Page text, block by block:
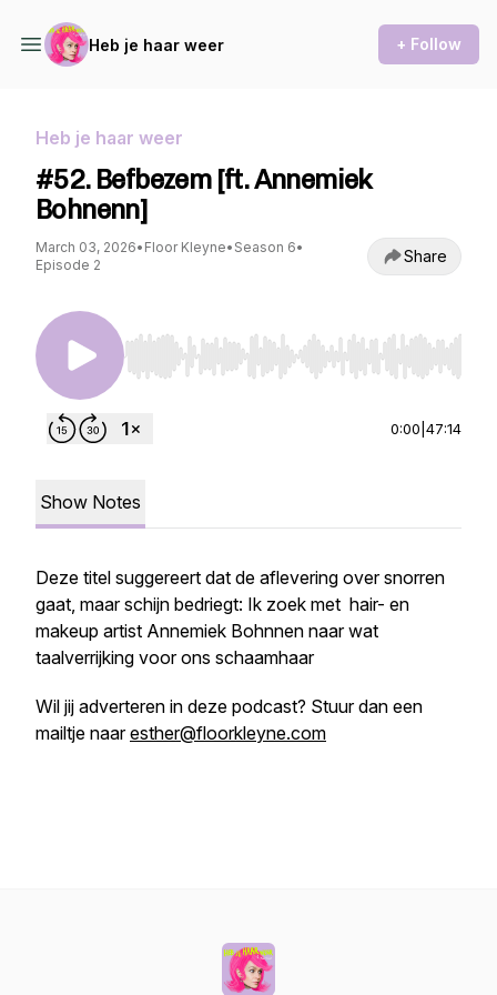
Heb je haar weer + Follow
Heb je haar weer
#52. Befbezem [ft. Annemiek
Bohnenn]
March 03, 2026• Floor Kleyne• Season 6•
Episode 2
Share
Use Left/Right to seek, Home/End to jump to
0:00 47:14
Show Notes
Deze titel suggereert dat de aflevering over snorren
gaat, maar schijn bedriegt: Ik zoek met hair- en
makeup artist Annemiek Bohnnen naar wat
taalverrijking voor ons schaamhaar
Wil jij adverteren in deze podcast? Stuur dan een
mailtje naaresther@floorkleyne.com